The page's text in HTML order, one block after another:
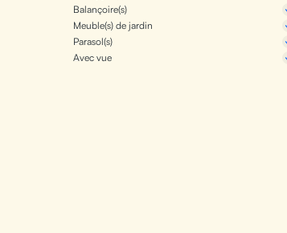
Balançoire(s)
Meuble(s) de jardin
Parasol(s)
Avec vue